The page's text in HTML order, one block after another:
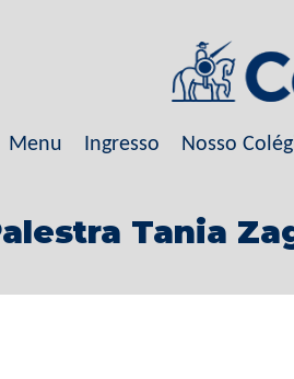
Menu Ingresso Nosso
Tania